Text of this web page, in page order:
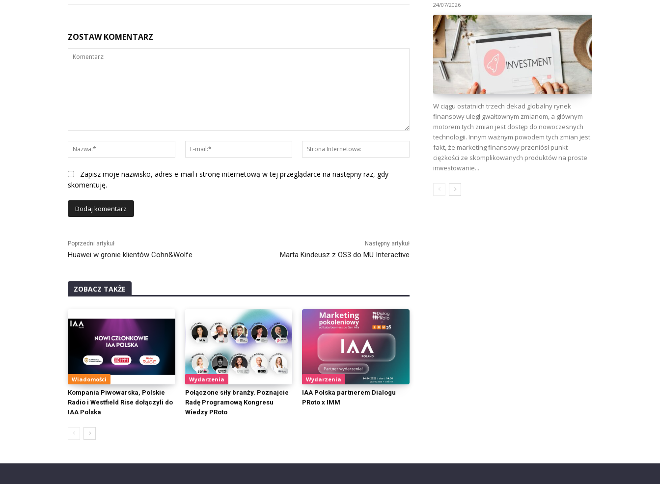
ZOSTAW KOMENTARZ
Nazwa:*
mail:*
Internetowa:
Zapisz moje nazwisko, adres e-mail i stronę internetową w tej przeglądarce na następny raz, gdy
skomentuję.
Poprzedni artykuł
Huawei w gronie klientów Cohn&Wolfe
Następny artykuł
Marta Kindeusz z OS3 do MU Interactive
ZOBACZ TAKŻE
Wiadomości
Kompania Piwowarska, Polskie
Radio i Westfield Rise dołączyli do
IAA Polska
Wydarzenia
Połączone siły branży. Poznajcie
Radę Programową Kongresu
Wiedzy PRoto
Wydarzenia
IAA Polska partnerem Dialogu
PRoto x IMM
24/07/2026
W ciągu ostatnich trzech dekad globalny rynek
finansowy uległ gwałtownym zmianom, a głównym
motorem tych zmian jest dostęp do nowoczesnych
technologii. Innym ważnym powodem tych zmian jest
fakt, że marketing finansowy przeniósł punkt
ciężkości ze skomplikowanych produktów na proste
inwestowanie...